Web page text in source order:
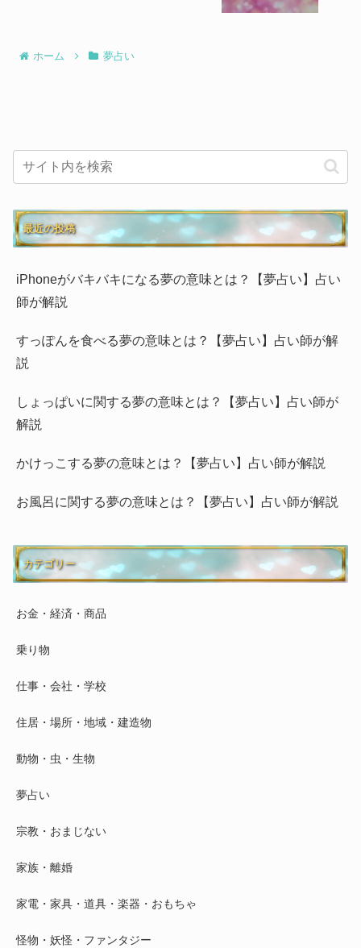
ホーム 夢占い
最近の投稿
iPhoneがバキバキになる夢の意味とは？【夢占い】占い
師が解説
すっぽんを食べる夢の意味とは？【夢占い】占い師が解
説
しょっぱいに関する夢の意味とは？【夢占い】占い師が
解説
かけっこする夢の意味とは？【夢占い】占い師が解説
お風呂に関する夢の意味とは？【夢占い】占い師が解説
カテゴリー
お金・経済・商品
乗り物
仕事・会社・学校
住居・場所・地域・建造物
動物・虫・生物
夢占い
宗教・おまじない
家族・離婚
家電・家具・道具・楽器・おもちゃ
怪物・妖怪・ファンタジー